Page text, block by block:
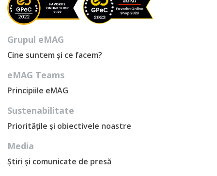
Grupul eMAG
Cine suntem și ce facem?
eMAG Teams
Principiile eMAG
Sustenabilitate
Prioritățile și obiectivele noastre
Media
Știri și comunicate de presă